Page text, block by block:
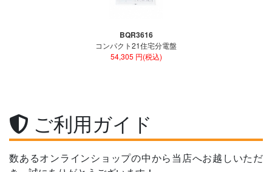
BQR3616
コンパクト21住宅分電盤
54,305 円(税込)
ご利用ガイド
数あるオンラインショップの中から当店へお越しいただ